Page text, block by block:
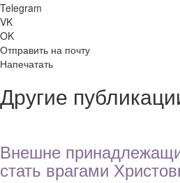
Telegram
VK
OK
Отправить на почту
Напечатать
Другие
Внешне
стать врагами